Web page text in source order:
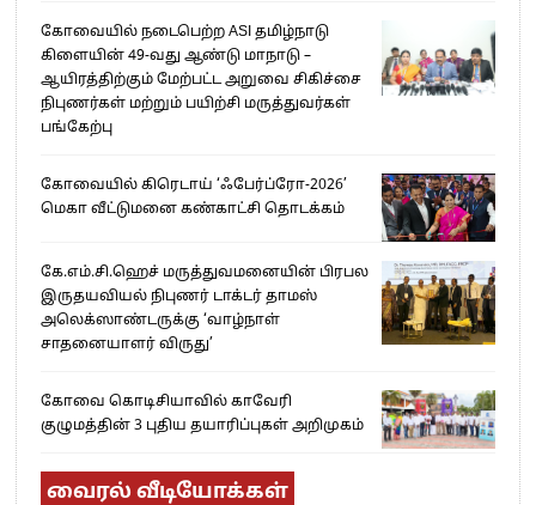
கோவையில் நடைபெற்ற ASI தமிழ்நாடு
கிளையின் 49-வது ஆண்டு மாநாடு –
ஆயிரத்திற்கும் மேற்பட்ட அறுவை சிகிச்சை
நிபுணர்கள் மற்றும் பயிற்சி மருத்துவர்கள்
பங்கேற்பு
கோவையில் கிரெடாய் ‘ஃபேர்ப்ரோ-2026’
மெகா வீட்டுமனை கண்காட்சி தொடக்கம்
கே.எம்.சி.ஹெச் மருத்துவமனையின் பிரபல
இருதயவியல் நிபுணர் டாக்டர் தாமஸ்
அலெக்ஸாண்டருக்கு ‘வாழ்நாள்
சாதனையாளர் விருது’
கோவை கொடிசியாவில் காவேரி
குழுமத்தின் 3 புதிய தயாரிப்புகள் அறிமுகம்
வைரல் வீடியோக்கள்